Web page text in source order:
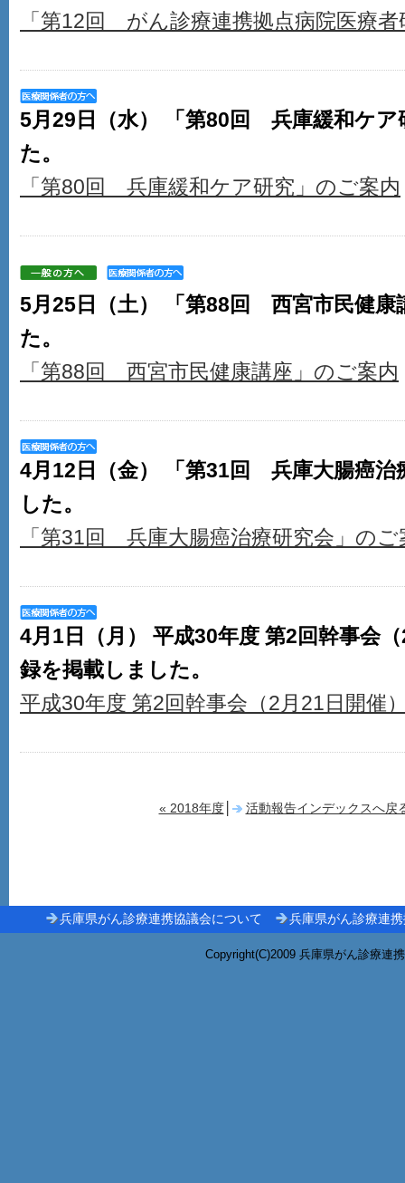
「第12回 がん診療連携拠点病院医療
5月29日（水） 「第80回 兵庫緩和ケア
た。
「第80回 兵庫緩和ケア研究」のご案内
5月25日（土） 「第88回 西宮市民健康
た。
「第88回 西宮市民健康講座」のご案内
4月12日（金） 「第31回 兵庫大腸癌治
した。
「第31回 兵庫大腸癌治療研究会」のご
4月1日（月） 平成30年度 第2回幹事会
録を掲載しました。
平成30年度 第2回幹事会（2月21日開催
« 2018年度│ 活動報告インデックスへ戻
兵庫県がん診療連携協議会について 兵庫県がん診療連
Copyright(C)2009 兵庫県がん診療連